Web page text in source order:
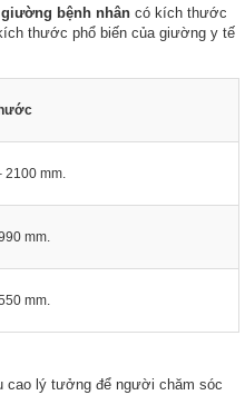
bệnh nhân có kích thước
thước phổ biến của giường y tế
2100 mm.
mm.
mm.
cao lý tưởng để người chăm sóc